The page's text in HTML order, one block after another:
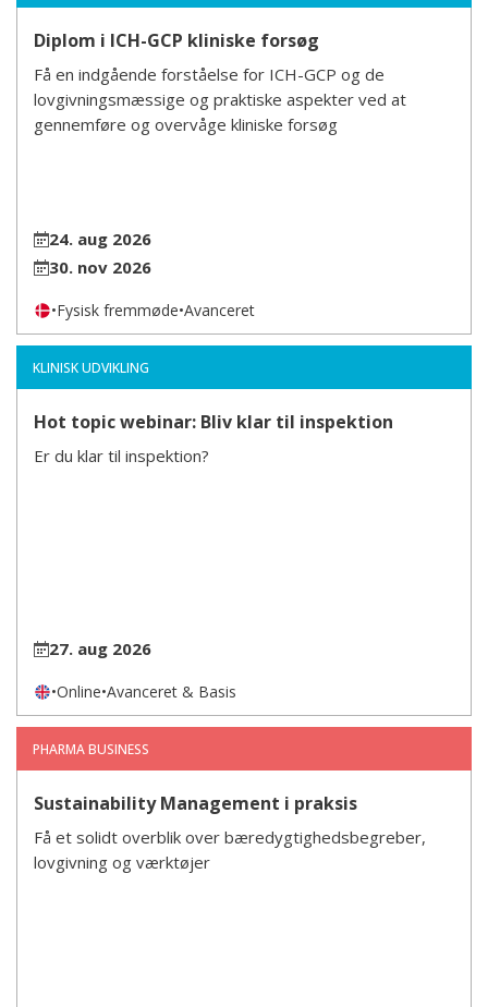
Diplom i ICH-GCP kliniske forsøg
Få en indgående forståelse for ICH-GCP og de
lovgivningsmæssige og praktiske aspekter ved at
gennemføre og overvåge kliniske forsøg
24. aug 2026
30. nov 2026
•Fysisk fremmøde•Avanceret
KLINISK UDVIKLING
Hot topic webinar: Bliv klar til inspektion
Er du klar til inspektion?
27. aug 2026
•Online•Avanceret & Basis
PHARMA BUSINESS
Sustainability Management i praksis
Få et solidt overblik over bæredygtighedsbegreber,
lovgivning og værktøjer